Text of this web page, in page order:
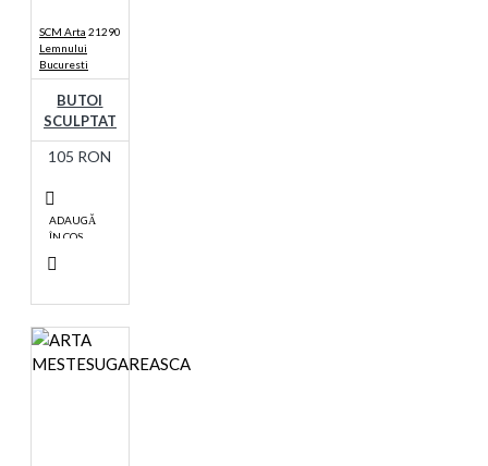
SCM Arta
Lemnului
Bucuresti
21290
BUTOI
SCULPTAT
105 RON
ADAUGĂ
ÎN COŞ